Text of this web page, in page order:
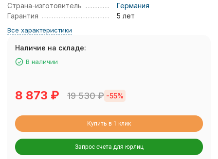
Страна-изготовитель
Германия
Гарантия
5 лет
Все характеристики
Наличие на складе:
В наличии
8 873 ₽ 19 530₽ -55%
Купить в 1 клик
Запрос счета для юрлиц